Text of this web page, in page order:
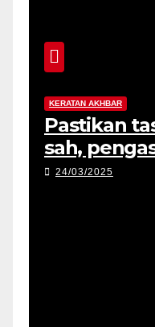
KERATAN AKHBAR
Pastikan
sah,
24/03/2025